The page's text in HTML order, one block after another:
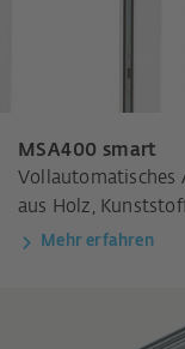
MSA400 smart
Vollautomatisches
aus Holz,
Mehr erfahren